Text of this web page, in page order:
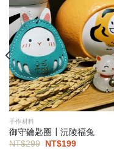
手作材料
御守鑰匙圈┃沅陵福兔
NT$299
原
NT$199目